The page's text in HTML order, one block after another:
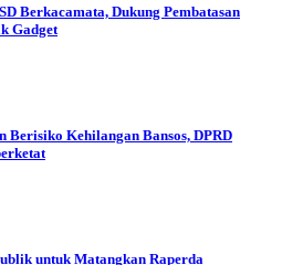
Berkacamata, Dukung Pembatasan
Gadget
Berisiko Kehilangan Bansos, DPRD
untuk Matangkan Raperda